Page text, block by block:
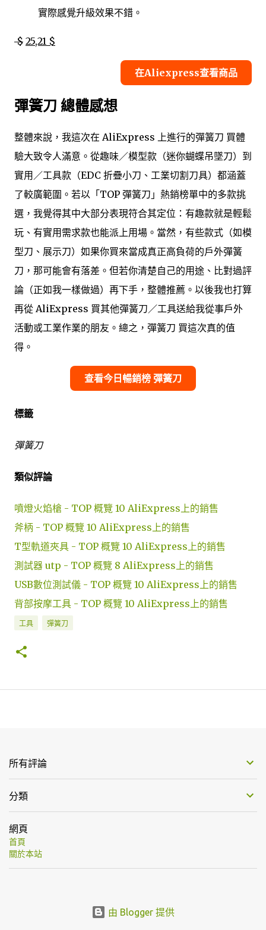
實際感覺升級效果不錯。
$ 25,21 $
在Aliexpress查看商品
彈簧刀 總體感想
整體來說，我這次在 AliExpress 上進行的彈簧刀 買體
驗大致令人滿意。從趣味／模型款（迷你蝴蝶吊墜刀）到
實用／工具款（EDC 折疊小刀、工業切割刀具）都涵蓋
了較廣範圍。若以「TOP 彈簧刀」熱銷榜單中的多款挑
選，我覺得其中大部分表現符合其定位：有趣款就是輕鬆
玩、有實用需求款也能派上用場。當然，有些款式（如模
型刀、展示刀）如果你買來當成真正高負荷的戶外彈簧
刀，那可能會有落差。但若你清楚自己的用途、比對過評
論（正如我一樣做過）再下手，整體推薦。以後我也打算
再從 AliExpress 買其他彈簧刀／工具送給我從事戶外
活動或工業作業的朋友。總之，彈簧刀 買這次真的值
得。
查看今日暢銷榜 彈簧刀
標籤
彈簧刀
類似評論
噴燈火焰槍 - TOP 概覽 10 AliExpress上的銷售
斧柄 - TOP 概覽 10 AliExpress上的銷售
T型軌道夾具 - TOP 概覽 10 AliExpress上的銷售
測試器 utp - TOP 概覽 8 AliExpress上的銷售
USB數位測試儀 - TOP 概覽 10 AliExpress上的銷售
背部按摩工具 - TOP 概覽 10 AliExpress上的銷售
工具 彈簧刀
所有評論
分類
網頁
首頁
關於本站
由 Blogger 提供